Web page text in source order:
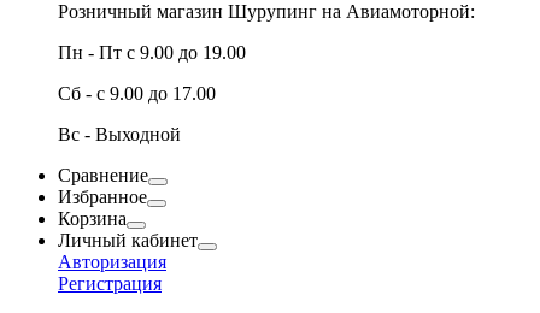
Розничный магазин Шурупинг на Авиамоторной:
Пн - Пт с 9.00 до 19.00
Сб - с 9.00 до 17.00
Вс - Выходной
Сравнение
Избранное
Корзина
Личный кабинет
Авторизация
Регистрация